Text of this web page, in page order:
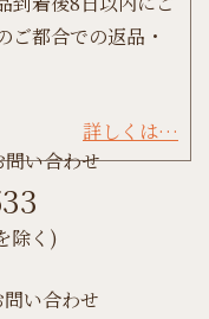
ご都合での返品・
詳しくは…
い合わせ
除く)
い合わせ